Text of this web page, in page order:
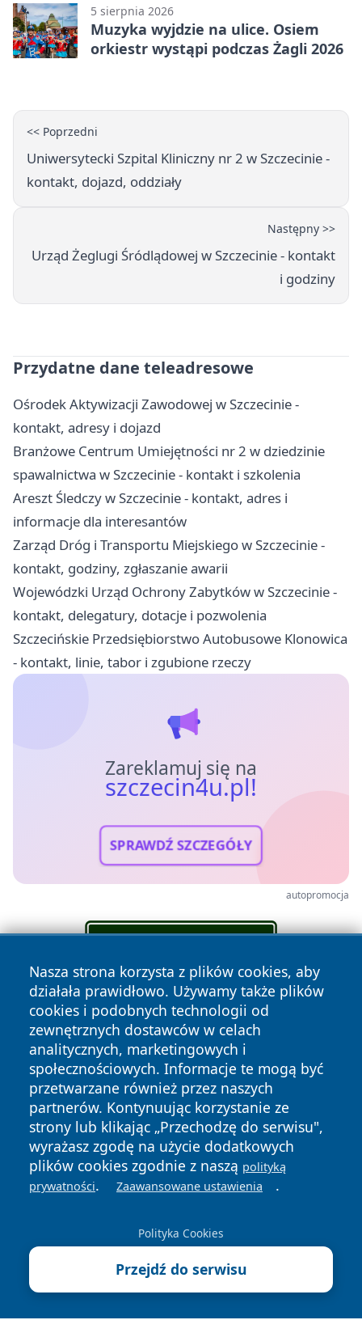
5 sierpnia 2026
Muzyka wyjdzie na ulice. Osiem
orkiestr wystąpi podczas Żagli 2026
<< Poprzedni
Uniwersytecki Szpital Kliniczny nr 2 w Szczecinie -
kontakt, dojazd, oddziały
Następny >>
Urząd Żeglugi Śródlądowej w Szczecinie - kontakt
i godziny
Przydatne dane teleadresowe
Ośrodek Aktywizacji Zawodowej w Szczecinie -
kontakt, adresy i dojazd
Branżowe Centrum Umiejętności nr 2 w dziedzinie
spawalnictwa w Szczecinie - kontakt i szkolenia
Areszt Śledczy w Szczecinie - kontakt, adres i
informacje dla interesantów
Zarząd Dróg i Transportu Miejskiego w Szczecinie -
kontakt, godziny, zgłaszanie awarii
Wojewódzki Urząd Ochrony Zabytków w Szczecinie -
kontakt, delegatury, dotacje i pozwolenia
Szczecińskie Przedsiębiorstwo Autobusowe Klonowica
- kontakt, linie, tabor i zgubione rzeczy
Zareklamuj się na
szczecin4u.pl!
SPRAWDŹ SZCZEGÓŁY
autopromocja
Nasza strona korzysta z plików cookies, aby
działała prawidłowo. Używamy także plików
cookies i podobnych technologii od
zewnętrznych dostawców w celach
analitycznych, marketingowych i
społecznościowych. Informacje te mogą być
przetwarzane również przez naszych
partnerów. Kontynuując korzystanie ze
strony lub klikając „Przechodzę do serwisu",
wyrażasz zgodę na użycie dodatkowych
plików cookies zgodnie z naszą polityką
prywatności. Zaawansowane ustawienia .
Polityka Cookies
Przejdź do serwisu
Copyright © 2026 szczecin4u.pl Wszystkie prawa zastrzeżone.
Polityka
Polityka